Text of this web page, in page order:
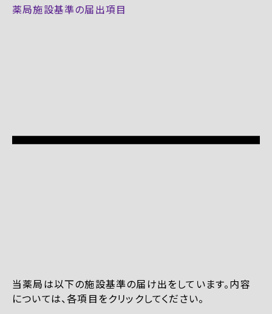
薬局施設基準の届出項目
当薬局は以下の施設基準の届け出をしています。内容
については、各項目をクリックしてください。